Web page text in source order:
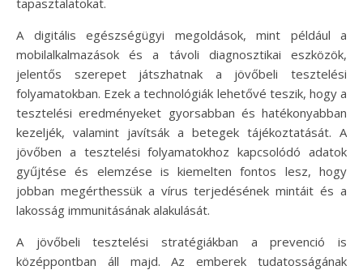
tapasztalatokat.
A digitális egészségügyi megoldások, mint például a
mobilalkalmazások és a távoli diagnosztikai eszközök,
jelentős szerepet játszhatnak a jövőbeli tesztelési
folyamatokban. Ezek a technológiák lehetővé teszik, hogy a
tesztelési eredményeket gyorsabban és hatékonyabban
kezeljék, valamint javítsák a betegek tájékoztatását. A
jövőben a tesztelési folyamatokhoz kapcsolódó adatok
gyűjtése és elemzése is kiemelten fontos lesz, hogy
jobban megérthessük a vírus terjedésének mintáit és a
lakosság immunitásának alakulását.
A jövőbeli tesztelési stratégiákban a prevenció is
középpontban áll majd. Az emberek tudatosságának